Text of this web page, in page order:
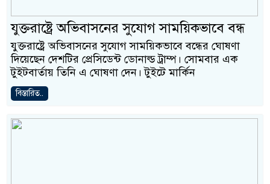
যুক্তরাষ্ট্রে অভিবাসনের সুযোগ সাময়িকভাবে বন্ধ
যুক্তরাষ্ট্রে অভিবাসনের সুযোগ সাময়িকভাবে বন্ধের ঘোষণা
দিয়েছেন দেশটির প্রেসিডেন্ট ডোনাল্ড ট্রাম্প। সোমবার এক
টুইটবার্তায় তিনি এ ঘোষণা দেন। টুইটে মার্কিন
বিস্তারিত..